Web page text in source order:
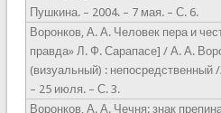
Пушкина. – 2004. – 7 мая. – С. 6.
Воронков, А. А. Человек пера и
правда» Л. Ф. Сарапасе] / А. А.
(визуальный) : непосредственный
– 25 июля. – С. 3.
Воронков, А. А. Чечня: знак